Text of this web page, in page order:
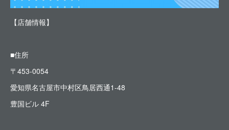
【店舗情報】
■住所
〒453-0054
愛知県名古屋市中村区鳥居西通1-48
豊国ビル 4F